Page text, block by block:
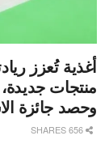
منتجات
وحصد جائزة